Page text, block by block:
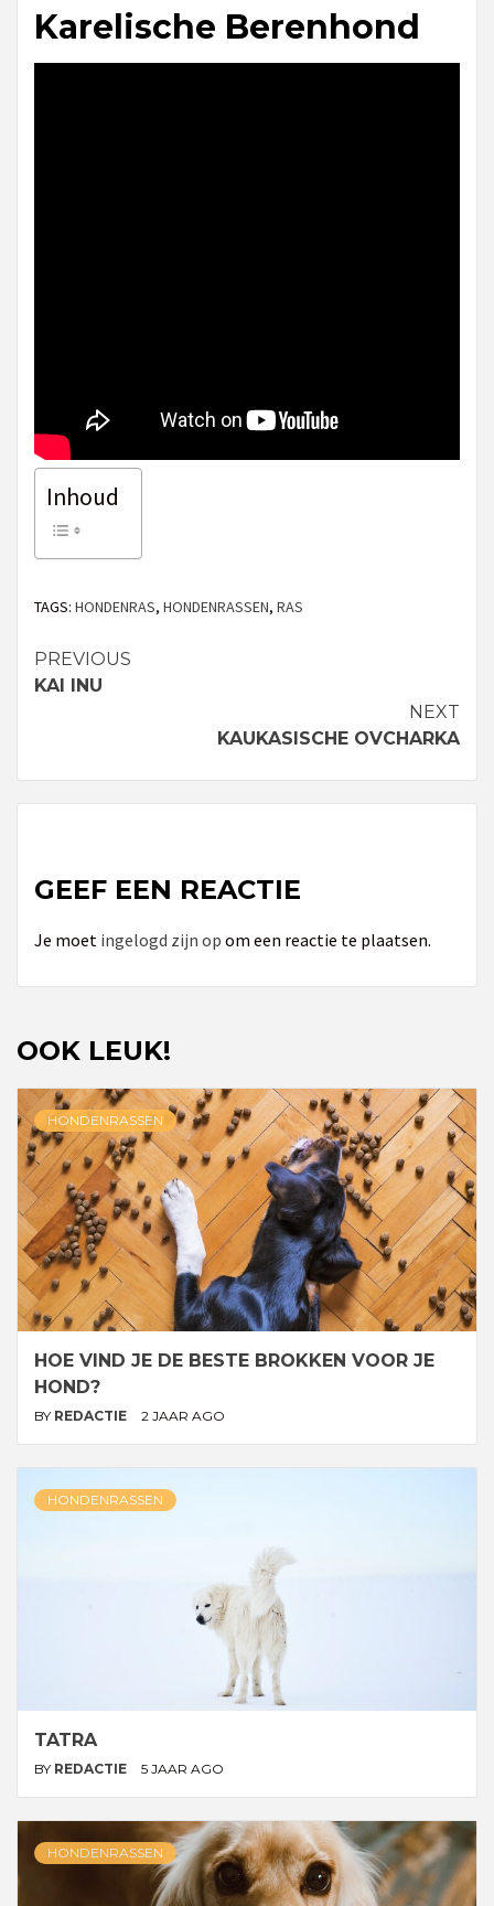
Karelische Berenhond
Inhoud
TAGS: HONDENRAS, HONDENRASSEN, RAS
Continue
PREVIOUS
KAI INU
NEXT
KAUKASISCHE OVCHARKA
GEEF EEN REACTIE
Je moet ingelogd zijn op om een reactie te plaatsen.
OOK LEUK!
HONDENRASSEN
HOE VIND JE DE BESTE BROKKEN VOOR JE
HOND?
BY REDACTIE 2 JAAR AGO
HONDENRASSEN
TATRA
BY REDACTIE 5 JAAR AGO
HONDENRASSEN